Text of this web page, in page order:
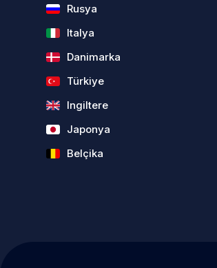
Rusya
Italya
Danimarka
Türkiye
Ingiltere
Japonya
Belçika